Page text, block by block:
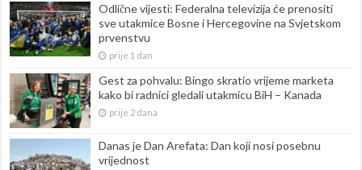
Odlične vijesti: Federalna televizija će prenositi
sve utakmice Bosne i Hercegovine na Svjetskom
prvenstvu
prije 1 dan
Gest za pohvalu: Bingo skratio vrijeme marketa
kako bi radnici gledali utakmicu BiH – Kanada
prije 2 dana
Danas je Dan Arefata: Dan koji nosi posebnu
vrijednost